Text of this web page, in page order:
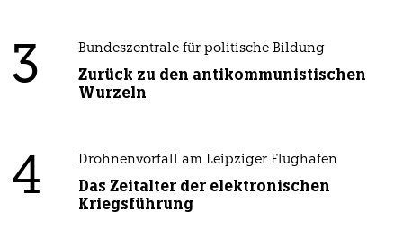
3 Bundeszentrale für politische Bildung
Zurück zu den antikommunistischen
Wurzeln
4 Drohnenvorfall am Leipziger Flughafen
Das Zeitalter der elektronischen
Kriegsführung